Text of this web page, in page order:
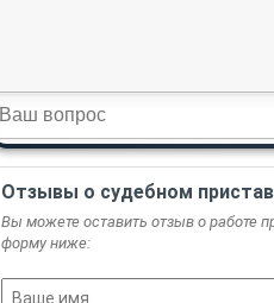
Отзывы о судебном
Вы можете оставить отзыв о работе
форму ниже: